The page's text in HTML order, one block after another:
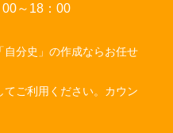
～18：00
分史」の作成ならお任せ
ご利用ください。カウン